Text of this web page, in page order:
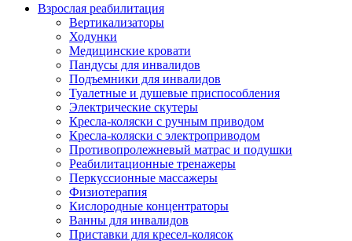
Взрослая реабилитация
Вертикализаторы
Ходунки
Медицинские кровати
Пандусы для инвалидов
Подъемники для инвалидов
Туалетные и душевые приспособления
Электрические скутеры
Кресла-коляски с ручным приводом
Кресла-коляски с электроприводом
Противопролежневый матрас и подушки
Реабилитационные тренажеры
Перкуссионные массажеры
Физиотерапия
Кислородные концентраторы
Ванны для инвалидов
Приставки для кресел-колясок